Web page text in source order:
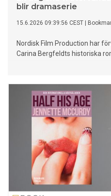
blir dramaserie
15.6.2026 09:39:56 CEST
Nordisk Film Production har
Carina Bergfeldts historiska